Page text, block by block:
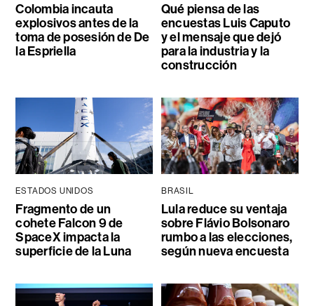
Colombia incauta
explosivos antes de la
toma de posesión de De
la Espriella
Qué piensa de las
encuestas Luis Caputo
y el mensaje que dejó
para la industria y la
construcción
ESTADOS UNIDOS
Fragmento de un
cohete Falcon 9 de
SpaceX impacta la
superficie de la Luna
BRASIL
Lula reduce su ventaja
sobre Flávio Bolsonaro
rumbo a las elecciones,
según nueva encuesta